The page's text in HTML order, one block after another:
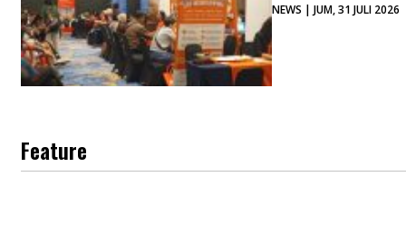
NEWS | JUM, 31 JULI 2026
Feature